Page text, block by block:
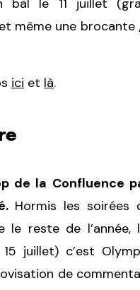
bal le 11 juillet
même une brocante
ici et là.
de la Confluence
Hormis les soirées
le reste de l’année,
juillet) c’est
de